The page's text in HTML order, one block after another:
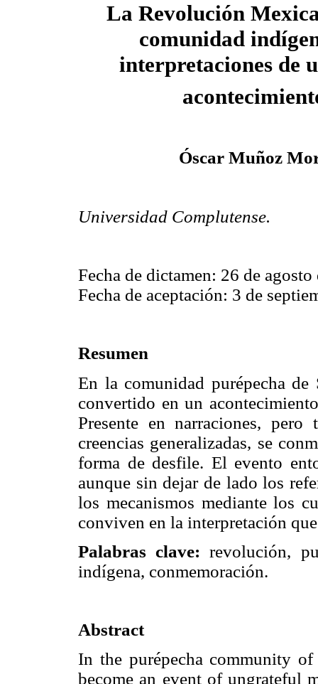
La Revolución
comunidad
interpretaciones de
Óscar Muñoz
Universidad Complutense.
Fecha de dictamen: 26 de
Fecha de aceptación: 3 de
Resumen
En la comunidad purépecha
convertido en un
Presente en narraciones,
creencias generalizadas, se
forma de desfile. El evento
aunque sin dejar de lado los
los mecanismos mediante los
conviven en la interpretación
Palabras clave: revolución,
indígena, conmemoración.
Abstract
In the purépecha community
become an event of ungrateful